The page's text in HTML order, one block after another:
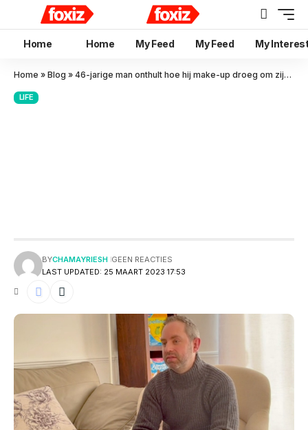
Home Home My Feed My Feed My
Home » Blog » 46-jarige man onthult hoe hij make-up droeg om zijn blauwe plekken te verbergen die toegebracht waren door zijn vrouw
LIFE
LAST UPDATED: 25 MAART 2023 17:53
BYCHAMAYRIESH GEEN REACTIES